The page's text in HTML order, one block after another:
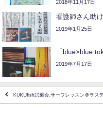
2018年11月17日
看護師さん助
2019年1月25日
「blue×blue
2019年7月17日
KUKUfish試乗会,サーフレッスン＠ラス